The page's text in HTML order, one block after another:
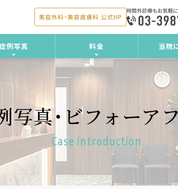
美容外科・美容皮膚科 公式HP
例写真 料金 当院
写真・ビフォーア
Case introduction